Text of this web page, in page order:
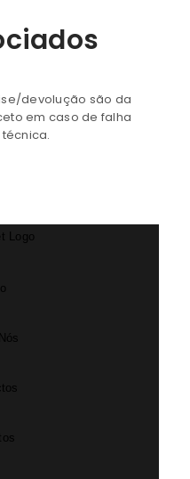
devolução são da
em caso de falha